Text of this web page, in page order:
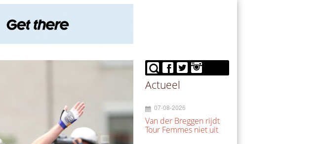
Actueel
07-08-2026
Van der Breggen rijdt
Tour Femmes niet uit